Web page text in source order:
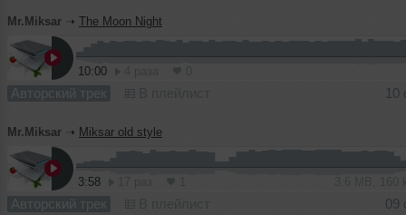
Mr.Miksar ➝ The Moon Night
10:00
Авторский трек 10
Mr.Miksar ➝ Miksar old style
3:58
Авторский трек 09